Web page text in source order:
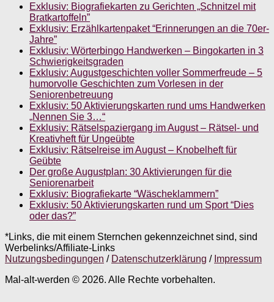
Exklusiv: Biografiekarten zu Gerichten „Schnitzel mit
Bratkartoffeln”
Exklusiv: Erzählkartenpaket “Erinnerungen an die 70er-
Jahre”
Exklusiv: Wörterbingo Handwerken – Bingokarten in 3
Schwierigkeitsgraden
Exklusiv: Augustgeschichten voller Sommerfreude – 5
humorvolle Geschichten zum Vorlesen in der
Seniorenbetreuung
Exklusiv: 50 Aktivierungskarten rund ums Handwerken
„Nennen Sie 3…“
Exklusiv: Rätselspaziergang im August – Rätsel- und
Kreativheft für Ungeübte
Exklusiv: Rätselreise im August – Knobelheft für
Geübte
Der große Augustplan: 30 Aktivierungen für die
Seniorenarbeit
Exklusiv: Biografiekarte “Wäscheklammern”
Exklusiv: 50 Aktivierungskarten rund um Sport “Dies
oder das?”
*Links, die mit einem Sternchen gekennzeichnet sind, sind
Werbelinks/Affiliate-Links
Nutzungsbedingungen / Datenschutzerklärung / Impressum
Mal-alt-werden © 2026. Alle Rechte vorbehalten.